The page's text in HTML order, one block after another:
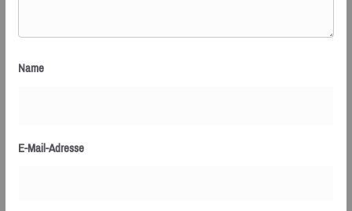
Name
E-Mail-Adresse